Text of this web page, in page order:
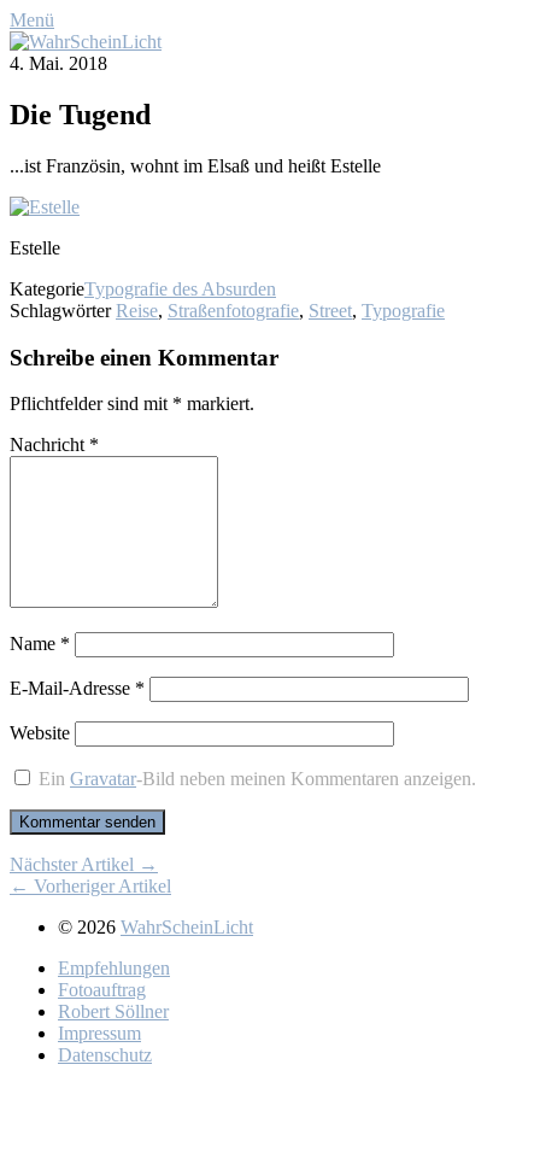
Menü
4. Mai. 2018
Die Tu­gend
...ist Fran­zö­sin, wohnt im El­saß und heißt Es­tel­le
Es­tel­le
KategorieTypografie des Absurden
Schlagwörter Reise, Straßenfotografie, Street, Typografie
Schreibe einen Kommentar
Pflichtfelder sind mit * markiert.
Nachricht *
Name *
E-Mail-Adresse *
Website
EinGravatar-Bild neben meinen Kommentaren anzeigen.
Nächster Artikel →
← Vorheriger Artikel
© 2026 WahrScheinLicht
Emp­feh­lun­gen
Fo­to­auf­trag
Ro­bert Söll­ner
Im­pres­sum
Da­ten­schutz